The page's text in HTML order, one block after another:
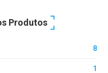
Produtos
8
1